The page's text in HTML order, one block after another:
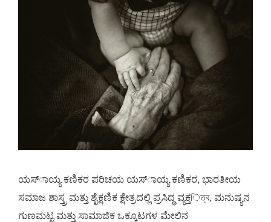
ಯಸ್ಾಯ್ಯ ಕಣಿಕರ ಪರಿಚಯ ಯಸ್ಾಯ್ಯ ಕಣಿಕರ, ಭಾರತೀಯ
ಸಮಾಜ ಶಾಸ್ತ್ರ ಮತ್ತು ಶೈಕ್ಷಣಿಕ ಕ್ಷೇತ್ರದಲ್ಲಿ ಪ್ರಸಿದ್ಧ ವ್ಯಕ್ತিত্ব, ಮನುಷ್ಯನ
ಗುಣಮಟ್ಟ ಮತ್ತು ಸಾಮಾಜಿಕ ಒಕ್ಕೂಟಗಳ ಮೇಲಿನ